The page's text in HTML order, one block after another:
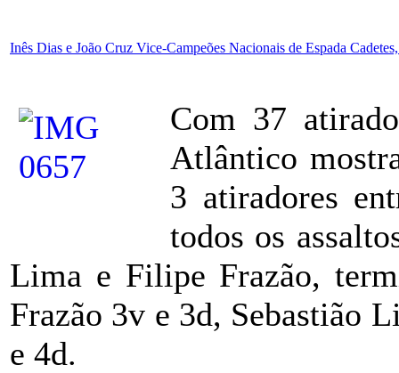
Inês Dias e João Cruz Vice-Campeões Nacionais de Espada
Com 37
Atlântico
3 atiradores
todos os
Lima e Filipe Frazão,
Frazão 3v e 3d, Sebastião
e 4d.